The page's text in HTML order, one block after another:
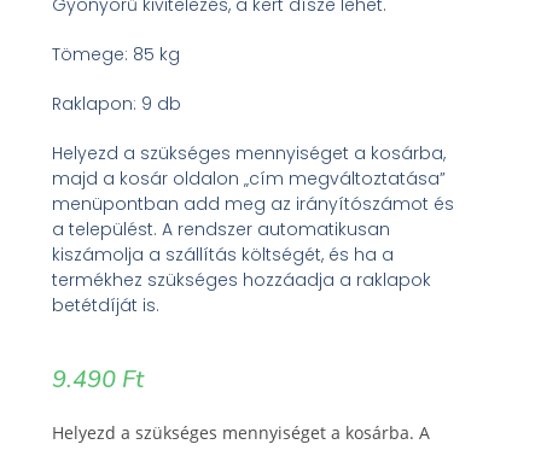
Tömege: 85 kg
Raklapon: 9 db
Helyezd a szükséges mennyiséget a kosárba,
majd a kosár oldalon „cím megváltoztatása”
menüpontban add meg az irányítószámot és
a települést. A rendszer automatikusan
kiszámolja a szállítás költségét, és ha a
termékhez szükséges hozzáadja a raklapok
betétdíját is.
9.490 Ft
Helyezd a szükséges mennyiséget a kosárba. A